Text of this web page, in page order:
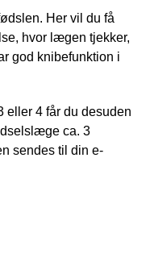
Her vil du få
hvor lægen tjekker,
god knibefunktion i
eller 4 får du desuden
ca. 3
sendes til din e-